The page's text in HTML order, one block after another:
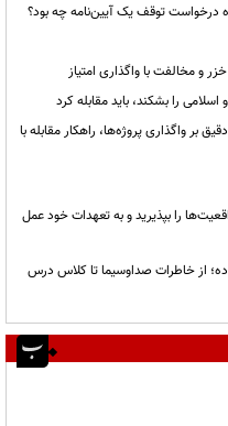
درخواست توقف یک آیین‌نامه چه بود؟
و مخالفت با واگذاری امتیاز
را بشکند، باید مقابله کرد
بر واگذاری پروژه‌ها، راهکار مقابله با
را بپذیرید و به تعهدات خود عمل
از خاطرات صداوسیما تا کلاس درس